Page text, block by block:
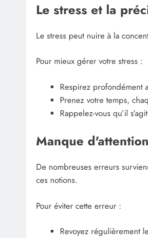
Le stress et la
Le stress peut nuire à la
Pour mieux gérer votre stress :
Respirez profondément
Prenez votre temps,
Rappelez-vous qu’il
Manque
De nombreuses erreurs
ces notions.
Pour éviter cette erreur :
Revoyez régulièrement